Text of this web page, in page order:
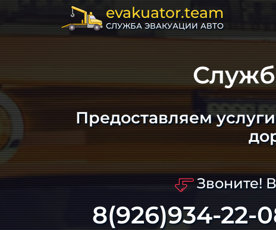
evakuator.team
СЛУЖБА ЭВАКУАЦИИ АВТО
Предоставляем
Звоните!
8(926)934-22-